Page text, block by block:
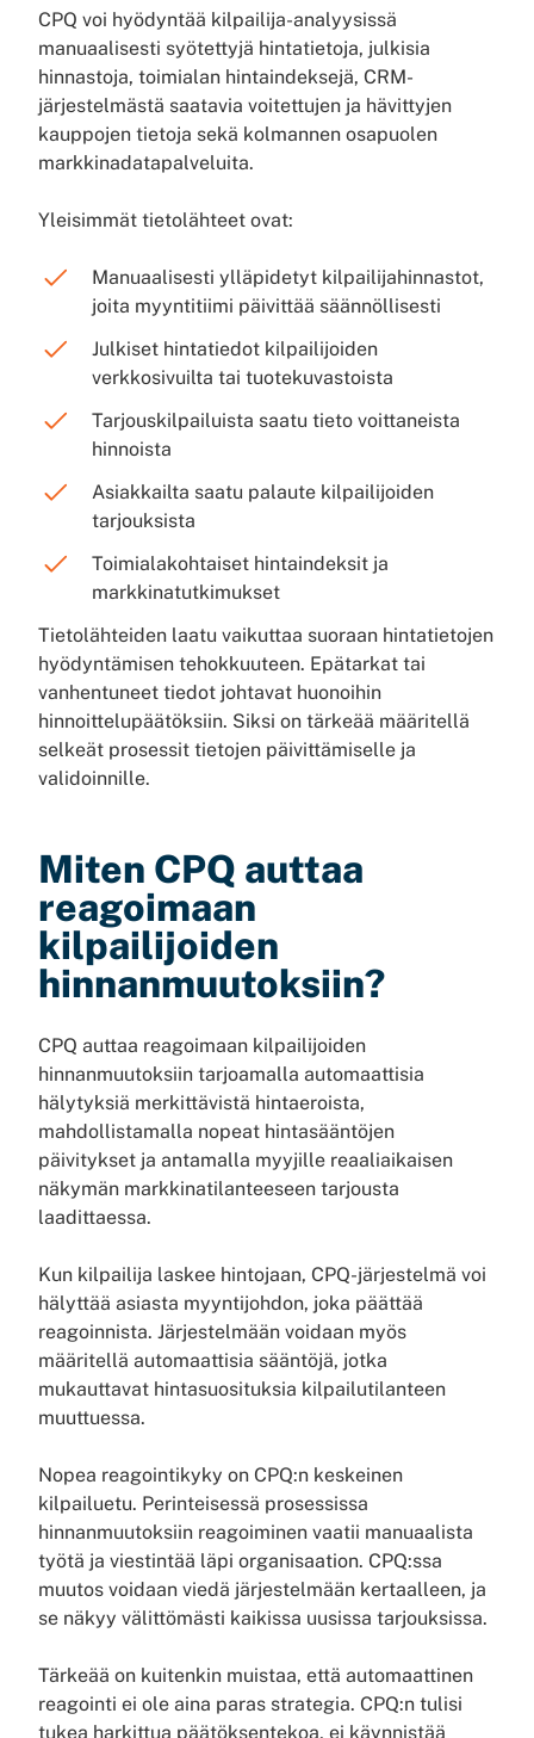
CPQ voi hyödyntää kilpailija-analyysissä
manuaalisesti syötettyjä hintatietoja, julkisia
hinnastoja, toimialan hintaindeksejä, CRM-
järjestelmästä saatavia voitettujen ja hävittyjen
kauppojen tietoja sekä kolmannen osapuolen
markkinadatapalveluita.
Yleisimmät tietolähteet ovat:
Manuaalisesti ylläpidetyt kilpailijahinnastot,
joita myyntitiimi päivittää säännöllisesti
Julkiset hintatiedot kilpailijoiden
verkkosivuilta tai tuotekuvastoista
Tarjouskilpailuista saatu tieto voittaneista
hinnoista
Asiakkailta saatu palaute kilpailijoiden
tarjouksista
Toimialakohtaiset hintaindeksit ja
markkinatutkimukset
Tietolähteiden laatu vaikuttaa suoraan hintatietojen
hyödyntämisen tehokkuuteen. Epätarkat tai
vanhentuneet tiedot johtavat huonoihin
hinnoittelupäätöksiin. Siksi on tärkeää määritellä
selkeät prosessit tietojen päivittämiselle ja
validoinnille.
Miten CPQ auttaa
reagoimaan
kilpailijoiden
hinnanmuutoksiin?
CPQ auttaa reagoimaan kilpailijoiden
hinnanmuutoksiin tarjoamalla automaattisia
hälytyksiä merkittävistä hintaeroista,
mahdollistamalla nopeat hintasääntöjen
päivitykset ja antamalla myyjille reaaliaikaisen
näkymän markkinatilanteeseen tarjousta
laadittaessa.
Kun kilpailija laskee hintojaan, CPQ-järjestelmä voi
hälyttää asiasta myyntijohdon, joka päättää
reagoinnista. Järjestelmään voidaan myös
määritellä automaattisia sääntöjä, jotka
mukauttavat hintasuosituksia kilpailutilanteen
muuttuessa.
Nopea reagointikyky on CPQ:n keskeinen
kilpailuetu. Perinteisessä prosessissa
hinnanmuutoksiin reagoiminen vaatii manuaalista
työtä ja viestintää läpi organisaation. CPQ:ssa
muutos voidaan viedä järjestelmään kertaalleen, ja
se näkyy välittömästi kaikissa uusissa tarjouksissa.
Tärkeää on kuitenkin muistaa, että automaattinen
reagointi ei ole aina paras strategia. CPQ:n tulisi
tukea harkittua päätöksentekoa, ei käynnistää